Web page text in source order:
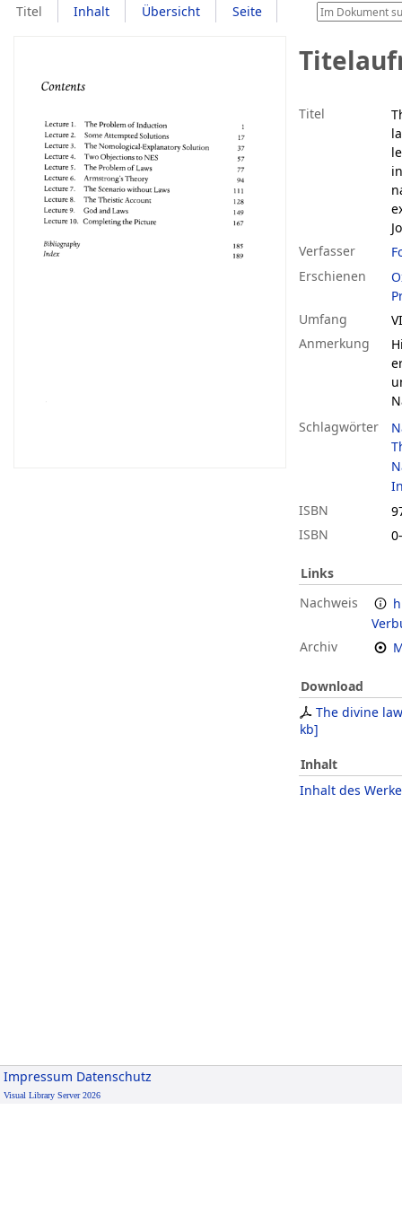
Titel Inhalt Übersicht Seite
Titel
Verfasser
Erschienen
Umfang
Anmerkung
Schlagwörter
ISBN
ISBN
Links
Nachweis
Archiv
Download
The divine
kb]
Inhalt
Inhalt des
Impressum Datenschutz
Visual Library Server 2026